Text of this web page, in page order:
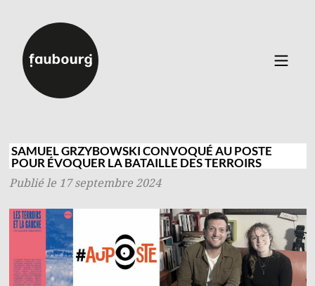
Auteurs
Événements
À propos
Connexion Inscription
SAMUEL GRZYBOWSKI CONVOQUÉ AU POSTE
POUR ÉVOQUER LA BATAILLE DES TERROIRS
Publié le 17 septembre 2024